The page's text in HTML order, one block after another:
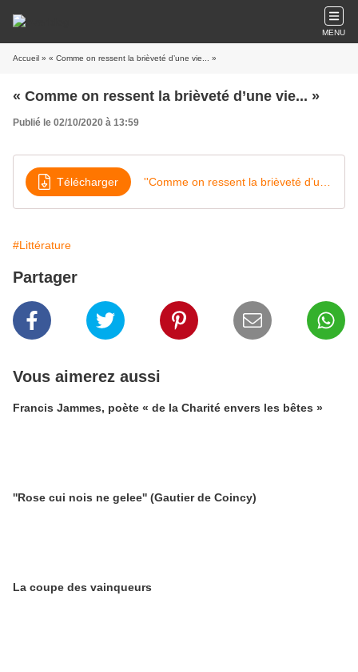
MENU
Accueil » « Comme on ressent la brièveté d’une vie... »
« Comme on ressent la brièveté d’une vie... »
Publié le 02/10/2020 à 13:59
Télécharger
#Littérature
Partager
Vous aimerez aussi
Francis Jammes, poète « de la Charité envers les bêtes »
''Rose cui nois ne gelee'' (Gautier de Coincy)
La coupe des vainqueurs